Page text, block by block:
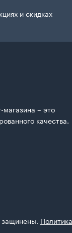
и скидках
– это
качества.